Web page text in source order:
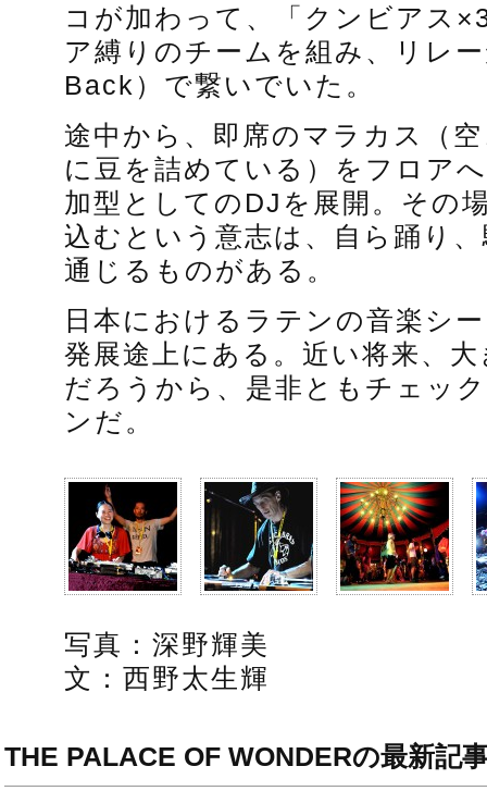
コが加わって、「クンビアス
ア縛りのチームを組み、リレ
Back）で繋いでいた。
途中から、即席のマラカス（
に豆を詰めている）をフロア
加型としてのDJを展開。その
込むという意志は、自ら踊り
通じるものがある。
日本におけるラテンの音楽シ
発展途上にある。近い将来、
だろうから、是非ともチェッ
ンだ。
写真：深野輝美
文：西野太生輝
THE PALACE OF WONDERの最新記